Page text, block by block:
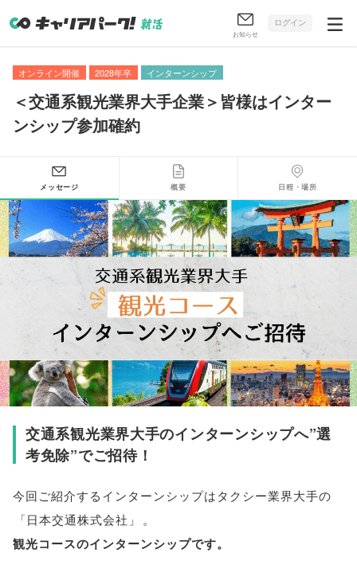
お知らせ
ログイン
オンライン開催 2028年卒 インターンシップ
＜交通系観光業界大手企業＞皆様はインター
ンシップ参加確約
メッセージ 概要 日程・場所
交通系観光業界大手のインターンシップへ”選
考免除”でご招待！
今回ご紹介するインターンシップはタクシー業界大手の
「日本交通株式会社 」 。
観光コースのインターンシップです。